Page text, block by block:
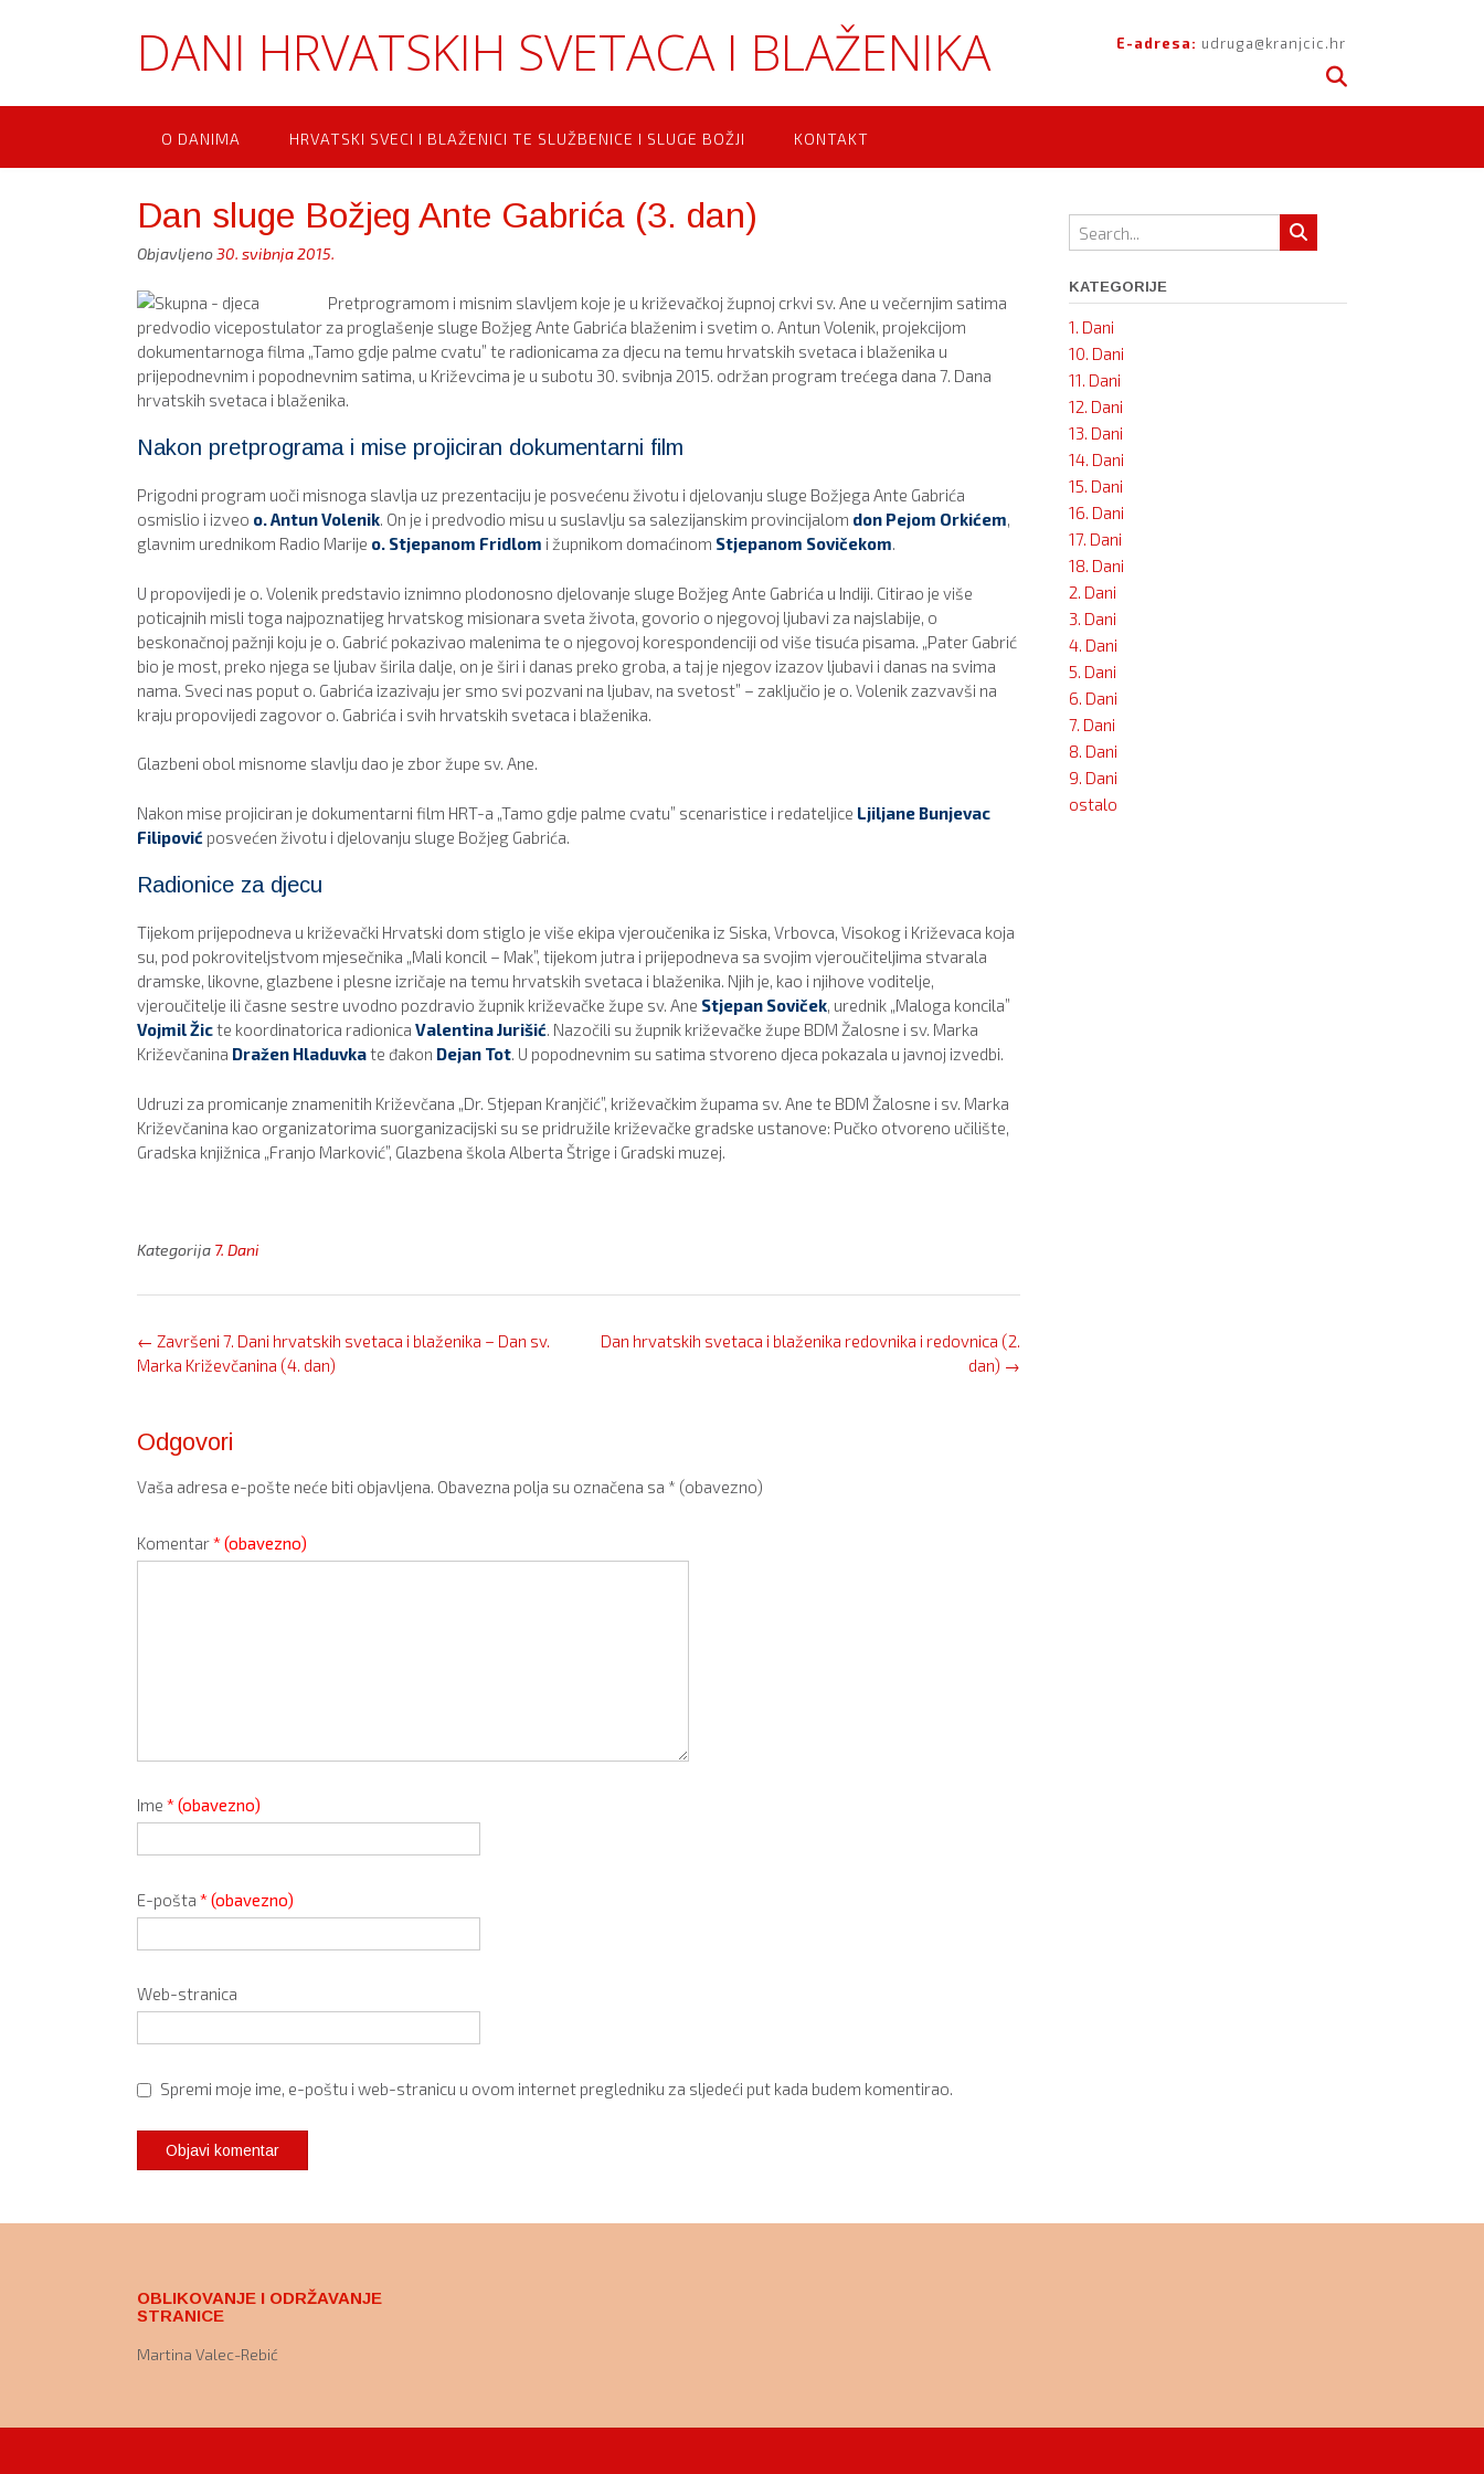
DANI HRVATSKIH SVETACA I BLAŽENIKA E-adresa: udruga@kranjcic.hr
O DANIMA HRVATSKI SVECI I BLAŽENICI TE SLUŽBENICE I SLUGE BOŽJI KONTAKT
Dan sluge Božjeg Ante Gabrića (3. dan)
Objavljeno 30. svibnja 2015.
Pretprogramom i misnim slavljem koje je u križevačkoj župnoj crkvi sv. Ane u večernjim satima
predvodio vicepostulator za proglašenje sluge Božjeg Ante Gabrića blaženim i svetim o. Antun Volenik, projekcijom
dokumentarnoga filma „Tamo gdje palme cvatu” te radionicama za djecu na temu hrvatskih svetaca i blaženika u
prijepodnevnim i popodnevnim satima, u Križevcima je u subotu 30. svibnja 2015. održan program trećega dana 7. Dana
hrvatskih svetaca i blaženika.
Nakon pretprograma i mise projiciran dokumentarni film
Prigodni program uoči misnoga slavlja uz prezentaciju je posvećenu životu i djelovanju sluge Božjega Ante Gabrića
osmislio i izveo o. Antun Volenik. On je i predvodio misu u suslavlju sa salezijanskim provincijalom don Pejom Orkićem,
glavnim urednikom Radio Marije o. Stjepanom Fridlom i župnikom domaćinom Stjepanom Sovičekom.
U propovijedi je o. Volenik predstavio iznimno plodonosno djelovanje sluge Božjeg Ante Gabrića u Indiji. Citirao je više
poticajnih misli toga najpoznatijeg hrvatskog misionara sveta života, govorio o njegovoj ljubavi za najslabije, o
beskonačnoj pažnji koju je o. Gabrić pokazivao malenima te o njegovoj korespondenciji od više tisuća pisama. „Pater Gabrić
bio je most, preko njega se ljubav širila dalje, on je širi i danas preko groba, a taj je njegov izazov ljubavi i danas na svima
nama. Sveci nas poput o. Gabrića izazivaju jer smo svi pozvani na ljubav, na svetost” – zaključio je o. Volenik zazvavši na
kraju propovijedi zagovor o. Gabrića i svih hrvatskih svetaca i blaženika.
Glazbeni obol misnome slavlju dao je zbor župe sv. Ane.
Nakon mise projiciran je dokumentarni film HRT-a „Tamo gdje palme cvatu” scenaristice i redateljice Ljiljane Bunjevac
Filipović posvećen životu i djelovanju sluge Božjeg Gabrića.
Radionice za djecu
Tijekom prijepodneva u križevački Hrvatski dom stiglo je više ekipa vjeroučenika iz Siska, Vrbovca, Visokog i Križevaca koja
su, pod pokroviteljstvom mjesečnika „Mali koncil – Mak”, tijekom jutra i prijepodneva sa svojim vjeroučiteljima stvarala
dramske, likovne, glazbene i plesne izričaje na temu hrvatskih svetaca i blaženika. Njih je, kao i njihove voditelje,
vjeroučitelje ili časne sestre uvodno pozdravio župnik križevačke župe sv. Ane Stjepan Soviček, urednik „Maloga koncila”
Vojmil Žicte koordinatorica radionica Valentina Jurišić. Nazočili su župnik križevačke župe BDM Žalosne i sv. Marka
Križevčanina Dražen Hladuvkate đakon Dejan Tot. U popodnevnim su satima stvoreno djeca pokazala u javnoj izvedbi.
Udruzi za promicanje znamenitih Križevčana „Dr. Stjepan Kranjčić”, križevačkim župama sv. Ane te BDM Žalosne i sv. Marka
Križevčanina kao organizatorima suorganizacijski su se pridružile križevačke gradske ustanove: Pučko otvoreno učilište,
Gradska knjižnica „Franjo Marković”, Glazbena škola Alberta Štrige i Gradski muzej.
Kategorija 7. Dani
Post
navigation
Dan hrvatskih svetaca i blaženika redovnika i redovnica (2.
dan) →
← Završeni 7. Dani hrvatskih svetaca i blaženika – Dan sv.
Marka Križevčanina (4. dan)
Odgovori
Vaša adresa e-pošte neće biti objavljena. Obavezna polja su označena sa * (obavezno)
Komentar* (obavezno)
Ime * (obavezno)
E-pošta * (obavezno)
Web-stranica
Spremi moje ime, e-poštu i web-stranicu u ovom internet pregledniku za sljedeći put kada budem komentirao.
KATEGORIJE
1. Dani
10. Dani
11. Dani
12. Dani
13. Dani
14. Dani
15. Dani
16. Dani
17. Dani
18. Dani
2. Dani
3. Dani
4. Dani
5. Dani
6. Dani
7. Dani
8. Dani
9. Dani
ostalo
OBLIKOVANJE I ODRŽAVANJE
STRANICE
Martina Valec-Rebić